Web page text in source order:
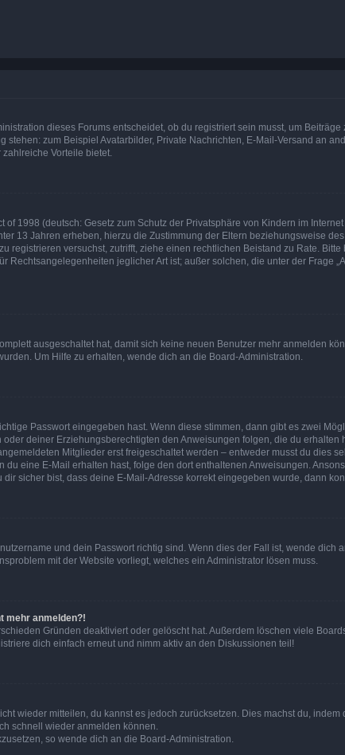
dieses Forums entscheidet, ob du registriert sein musst, um
stehen: zum Beispiel Avatarbilder, Private Nachrichten, E-Mail-Versand an
Vorteile bietet.
of 1998 (deutsch: Gesetz zum Schutz der Privatsphäre von Kindern im
13 Jahren erheben, hierzu die Zustimmung der Eltern beziehungsweise
registrieren versuchst, zutrifft, ziehe einen rechtlichen Beistand zu Rate.
Rechtsangelegenheiten jeglicher Art ist; außer solchen, die unter der Frage
ausgeschaltet hat, damit sich keine neuen Benutzer mehr anmelden
Um Hilfe zu erhalten, wende dich an die Board-Administration.
Passwort eingegeben hast. Wenn diese stimmen, dann gibt es zwei
deiner Erziehungsberechtigten den Anweisungen folgen, die du
Mitglieder erst freigeschaltet werden – entweder musst du dies
eine E-Mail erhalten hast, folge den dort enthaltenen Anweisungen.
sicher bist, dass deine E-Mail-Adresse korrekt eingegeben wurde, dann
und dein Passwort richtig sind. Wenn dies der Fall ist, wende dich
mit der Website vorliegt, welches ein Administrator lösen muss.
mehr anmelden?!
Gründen deaktiviert oder gelöscht hat. Außerdem löschen viele
dich einfach erneut und nimm aktiv an den Diskussionen teil!
wieder mitteilen, du kannst es jedoch zurücksetzen. Dies machst du,
schnell wieder anmelden können.
so wende dich an die Board-Administration.